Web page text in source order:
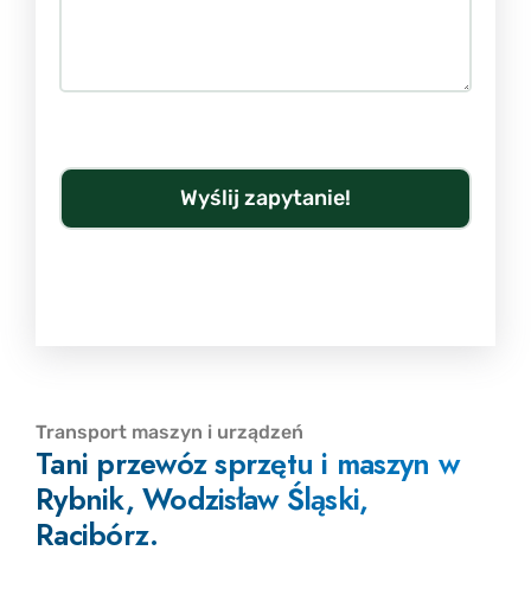
Transport maszyn i urządzeń
Tani przewóz sprzętu i maszyn w
Rybnik, Wodzisław Śląski,
Racibórz.